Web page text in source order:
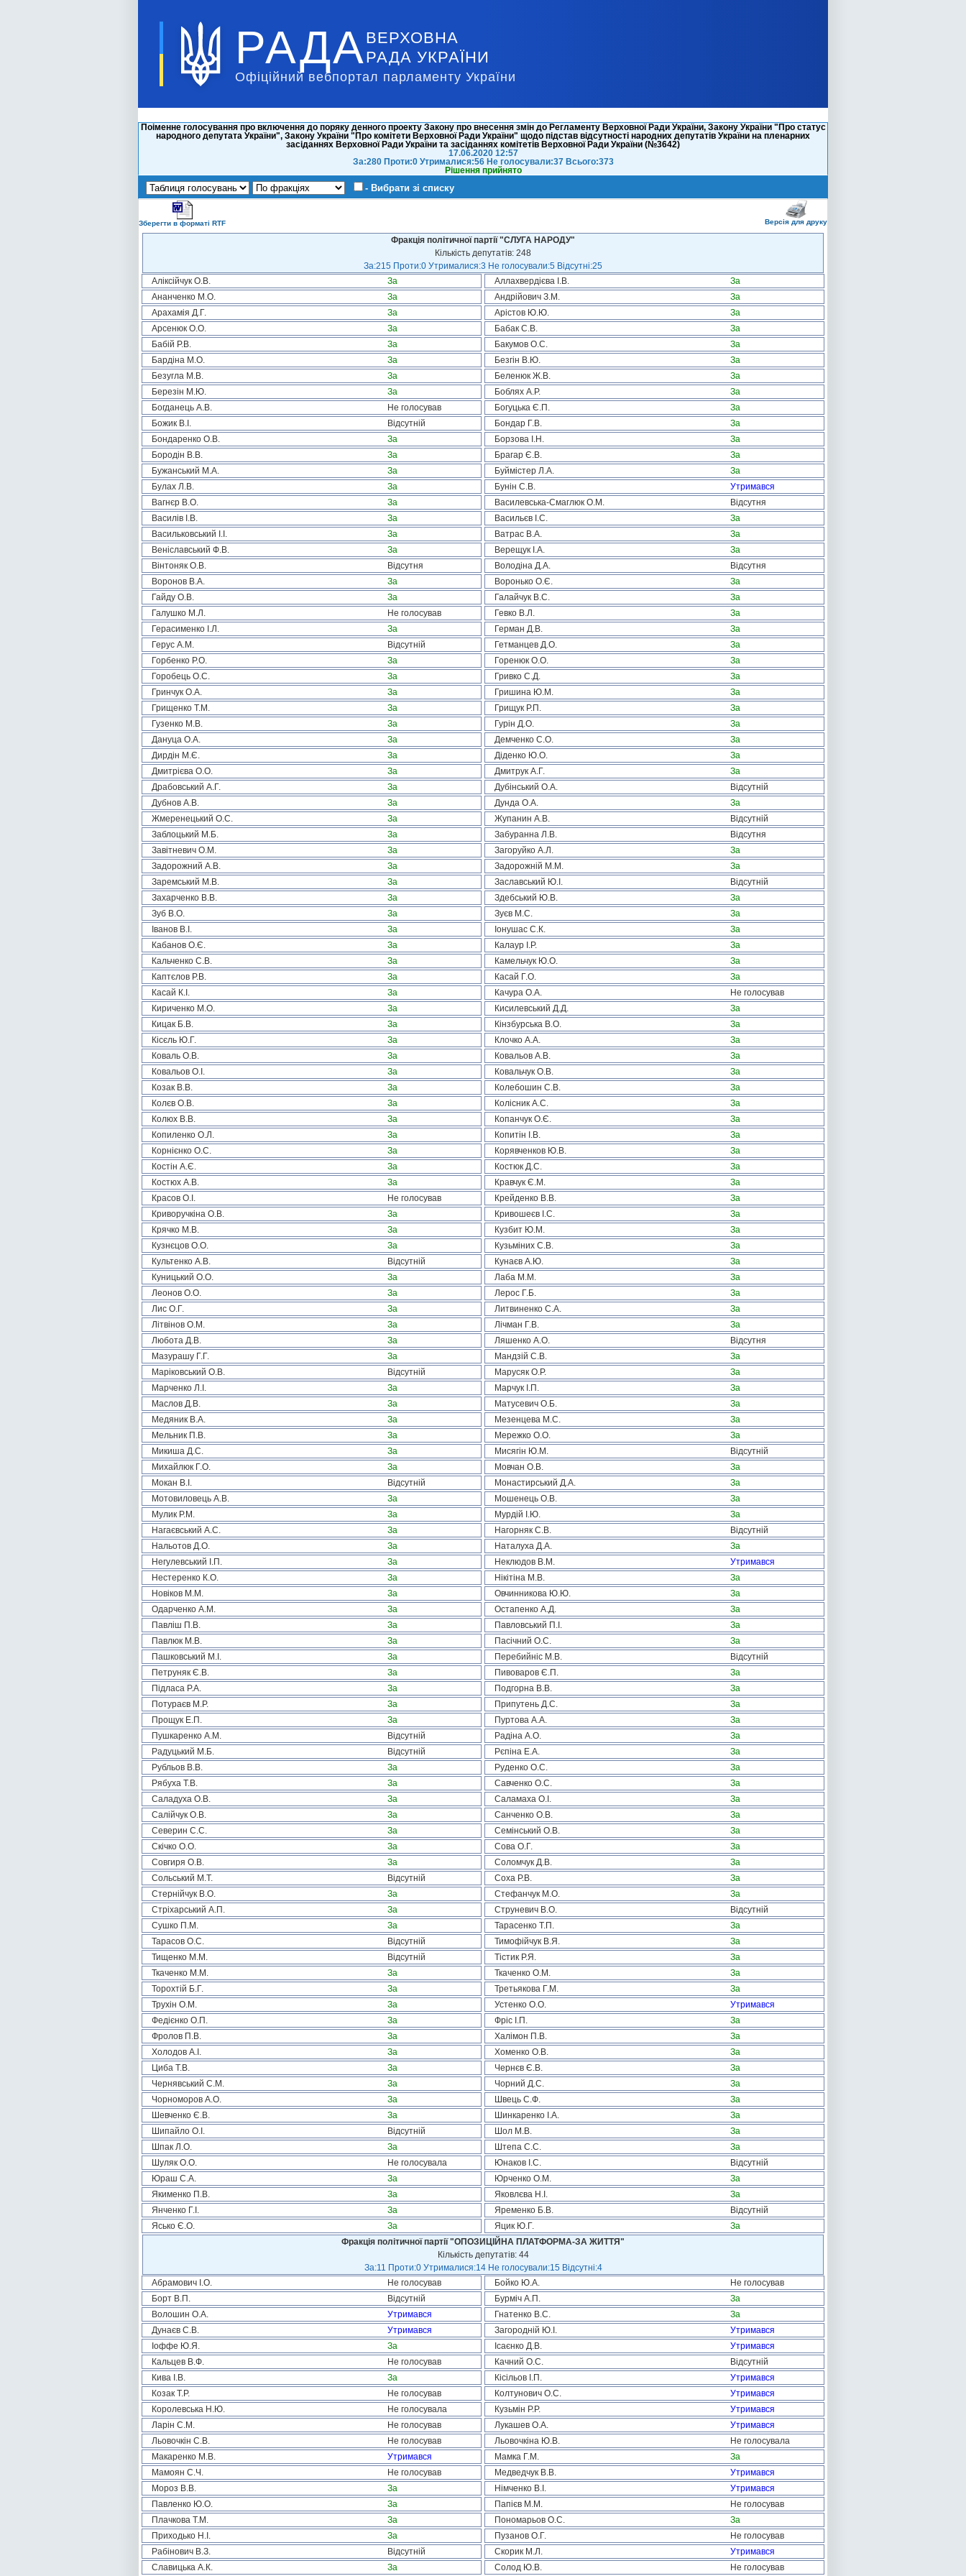
РАДА ВЕРХОВНА
РАДА УКРАЇНИ
Офіційний вебпортал парламенту України
Поіменне голосування про включення до поряку денного проекту Закону про внесення змін до Регламенту Верховної Ради України, Закону України "Про статус
народного депутата України", Закону України "Про комітети Верховної Ради України" щодо підстав відсутності народних депутатів України на пленарних
засіданнях Верховної Ради України та засіданнях комітетів Верховної Ради України (№3642)
17.06.2020 12:57
За:280 Проти:0 Утрималися:56 Не голосували:37 Всього:373
Рішення прийнято
- Вибрати зі списку
Зберегти в форматі RTF Версія для друку
Фракція політичної партії "СЛУГА НАРОДУ"
Кількість депутатів: 248
За:215 Проти:0 Утрималися:3 Не голосували:5 Відсутні:25
Аліксійчук О.В.
За Аллахвердієва І.В.
За
Ананченко М.О.
За Андрійович З.М.
За
Арахамія Д.Г.
За Арістов Ю.Ю.
За
Арсенюк О.О.
За Бабак С.В.
За
Бабій Р.В.
За Бакумов О.С.
За
Бардіна М.О.
За Безгін В.Ю.
За
Безугла М.В.
За Беленюк Ж.В.
За
Березін М.Ю.
За Боблях А.Р.
За
Богданець А.В.
Не голосував Богуцька Є.П.
За
Божик В.І.
Відсутній Бондар Г.В.
За
Бондаренко О.В.
За Борзова І.Н.
За
Бородін В.В.
За Брагар Є.В.
За
Бужанський М.А.
За Буймістер Л.А.
За
Булах Л.В.
За Бунін С.В.
Утримався
Вагнєр В.О.
За Василевська-Смаглюк О.М.
Відсутня
Василів І.В.
За Васильєв І.С.
За
Васильковський І.І.
За Ватрас В.А.
За
Веніславський Ф.В.
За Верещук І.А.
За
Вінтоняк О.В.
Відсутня Володіна Д.А.
Відсутня
Воронов В.А.
За Воронько О.Є.
За
Гайду О.В.
За Галайчук В.С.
За
Галушко М.Л.
Не голосував Гевко В.Л.
За
Герасименко І.Л.
За Герман Д.В.
За
Герус А.М.
Відсутній Гетманцев Д.О.
За
Горбенко Р.О.
За Горенюк О.О.
За
Горобець О.С.
За Гривко С.Д.
За
Гринчук О.А.
За Гришина Ю.М.
За
Грищенко Т.М.
За Грищук Р.П.
За
Гузенко М.В.
За Гурін Д.О.
За
Дануца О.А.
За Демченко С.О.
За
Дирдін М.Є.
За Діденко Ю.О.
За
Дмитрієва О.О.
За Дмитрук А.Г.
За
Драбовський А.Г.
За Дубінський О.А.
Відсутній
Дубнов А.В.
За Дунда О.А.
За
Жмеренецький О.С.
За Жупанин А.В.
Відсутній
Заблоцький М.Б.
За Забуранна Л.В.
Відсутня
Завітневич О.М.
За Загоруйко А.Л.
За
Задорожний А.В.
За Задорожній М.М.
За
Заремський М.В.
За Заславський Ю.І.
Відсутній
Захарченко В.В.
За Здебський Ю.В.
За
Зуб В.О.
За Зуєв М.С.
За
Іванов В.І.
За Іонушас С.К.
За
Кабанов О.Є.
За Калаур І.Р.
За
Кальченко С.В.
За Камельчук Ю.О.
За
Каптєлов Р.В.
За Касай Г.О.
За
Касай К.І.
За Качура О.А.
Не голосував
Кириченко М.О.
За Кисилевський Д.Д.
За
Кицак Б.В.
За Кінзбурська В.О.
За
Кісєль Ю.Г.
За Клочко А.А.
За
Коваль О.В.
За Ковальов А.В.
За
Ковальов О.І.
За Ковальчук О.В.
За
Козак В.В.
За Колебошин С.В.
За
Колєв О.В.
За Колісник А.С.
За
Колюх В.В.
За Копанчук О.Є.
За
Копиленко О.Л.
За Копитін І.В.
За
Корнієнко О.С.
За Корявченков Ю.В.
За
Костін А.Є.
За Костюк Д.С.
За
Костюх А.В.
За Кравчук Є.М.
За
Красов О.І.
Не голосував Крейденко В.В.
За
Криворучкіна О.В.
За Кривошеєв І.С.
За
Крячко М.В.
За Кузбит Ю.М.
За
Кузнєцов О.О.
За Кузьміних С.В.
За
Культенко А.В.
Відсутній Кунаєв А.Ю.
За
Куницький О.О.
За Лаба М.М.
За
Леонов О.О.
За Лерос Г.Б.
За
Лис О.Г.
За Литвиненко С.А.
За
Літвінов О.М.
За Лічман Г.В.
За
Любота Д.В.
За Ляшенко А.О.
Відсутня
Мазурашу Г.Г.
За Мандзій С.В.
За
Маріковський О.В.
Відсутній Марусяк О.Р.
За
Марченко Л.І.
За Марчук І.П.
За
Маслов Д.В.
За Матусевич О.Б.
За
Медяник В.А.
За Мезенцева М.С.
За
Мельник П.В.
За Мережко О.О.
За
Микиша Д.С.
За Мисягін Ю.М.
Відсутній
Михайлюк Г.О.
За Мовчан О.В.
За
Мокан В.І.
Відсутній Монастирський Д.А.
За
Мотовиловець А.В.
За Мошенець О.В.
За
Мулик Р.М.
За Мурдій І.Ю.
За
Нагаєвський А.С.
За Нагорняк С.В.
Відсутній
Нальотов Д.О.
За Наталуха Д.А.
За
Негулевський І.П.
За Неклюдов В.М.
Утримався
Нестеренко К.О.
За Нікітіна М.В.
За
Новіков М.М.
За Овчинникова Ю.Ю.
За
Одарченко А.М.
За Остапенко А.Д.
За
Павліш П.В.
За Павловський П.І.
За
Павлюк М.В.
За Пасічний О.С.
За
Пашковський М.І.
За Перебийніс М.В.
Відсутній
Петруняк Є.В.
За Пивоваров Є.П.
За
Підласа Р.А.
За Подгорна В.В.
За
Потураєв М.Р.
За Припутень Д.С.
За
Прощук Е.П.
За Пуртова А.А.
За
Пушкаренко А.М.
Відсутній Радіна А.О.
За
Радуцький М.Б.
Відсутній Рєпіна Е.А.
За
Рубльов В.В.
За Руденко О.С.
За
Рябуха Т.В.
За Савченко О.С.
За
Саладуха О.В.
За Саламаха О.І.
За
Салійчук О.В.
За Санченко О.В.
За
Северин С.С.
За Семінський О.В.
За
Скічко О.О.
За Сова О.Г.
За
Совгиря О.В.
За Соломчук Д.В.
За
Сольський М.Т.
Відсутній Соха Р.В.
За
Стернійчук В.О.
За Стефанчук М.О.
За
Стріхарський А.П.
За Струневич В.О.
Відсутній
Сушко П.М.
За Тарасенко Т.П.
За
Тарасов О.С.
Відсутній Тимофійчук В.Я.
За
Тищенко М.М.
Відсутній Тістик Р.Я.
За
Ткаченко М.М.
За Ткаченко О.М.
За
Торохтій Б.Г.
За Третьякова Г.М.
За
Трухін О.М.
За Устенко О.О.
Утримався
Федієнко О.П.
За Фріс І.П.
За
Фролов П.В.
За Халімон П.В.
За
Холодов А.І.
За Хоменко О.В.
За
Циба Т.В.
За Чернєв Є.В.
За
Чернявський С.М.
За Чорний Д.С.
За
Чорноморов А.О.
За Швець С.Ф.
За
Шевченко Є.В.
За Шинкаренко І.А.
За
Шипайло О.І.
Відсутній Шол М.В.
За
Шпак Л.О.
За Штепа С.С.
За
Шуляк О.О.
Не голосувала Юнаков І.С.
Відсутній
Юраш С.А.
За Юрченко О.М.
За
Якименко П.В.
За Яковлєва Н.І.
За
Янченко Г.І.
За Яременко Б.В.
Відсутній
Ясько Є.О.
За Яцик Ю.Г.
За
Фракція політичної партії "ОПОЗИЦІЙНА ПЛАТФОРМА-ЗА ЖИТТЯ"
Кількість депутатів: 44
За:11 Проти:0 Утрималися:14 Не голосували:15 Відсутні:4
Абрамович І.О.
Не голосував Бойко Ю.А.
Не голосував
Борт В.П.
Відсутній Бурміч А.П.
За
Волошин О.А.
Утримався Гнатенко В.С.
За
Дунаєв С.В.
Утримався Загородній Ю.І.
Утримався
Іоффе Ю.Я.
За Ісаєнко Д.В.
Утримався
Кальцев В.Ф.
Не голосував Качний О.С.
Відсутній
Кива І.В.
За Кісільов І.П.
Утримався
Козак Т.Р.
Не голосував Колтунович О.С.
Утримався
Королевська Н.Ю.
Не голосувала Кузьмін Р.Р.
Утримався
Ларін С.М.
Не голосував Лукашев О.А.
Утримався
Льовочкін С.В.
Не голосував Льовочкіна Ю.В.
Не голосувала
Макаренко М.В.
Утримався Мамка Г.М.
За
Мамоян С.Ч.
Не голосував Медведчук В.В.
Утримався
Мороз В.В.
За Німченко В.І.
Утримався
Павленко Ю.О.
За Папієв М.М.
Не голосував
Плачкова Т.М.
За Пономарьов О.С.
За
Приходько Н.І.
За Пузанов О.Г.
Не голосував
Рабінович В.З.
Відсутній Скорик М.Л.
Утримався
Славицька А.К.
За Солод Ю.В. Не голосував